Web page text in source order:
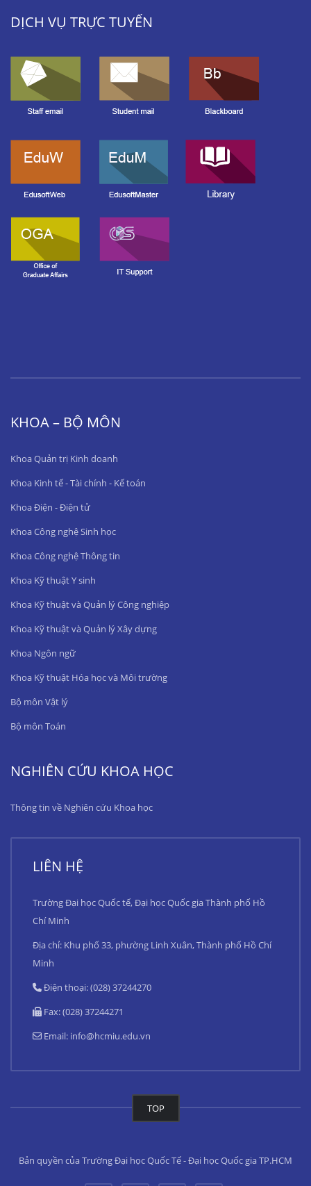
DỊCH VỤ TRỰC TUYẾN
KHOA – BỘ MÔN
Khoa Quản trị Kinh doanh
Khoa Kinh tế - Tài chính - Kế toán
Khoa Điện - Điện tử
Khoa Công nghệ Sinh học
Khoa Công nghệ Thông tin
Khoa Kỹ thuật Y sinh
Khoa Kỹ thuật và Quản lý Công nghiệp
Khoa Kỹ thuật và Quản lý Xây dựng
Khoa Ngôn ngữ
Khoa Kỹ thuật Hóa học và Môi trường
Bộ môn Vật lý
Bộ môn Toán
NGHIÊN CỨU KHOA HỌC
Thông tin về Nghiên cứu Khoa học
LIÊN HỆ
Trường Đại học Quốc tế, Đại học Quốc gia Thành phố Hồ
Chí Minh
Địa chỉ: Khu phố 33, phường Linh Xuân, Thành phố Hồ Chí
Minh
Điện thoại: (028) 37244270
Fax: (028) 37244271
Email: info@hcmiu.edu.vn
TOP
Bản quyền của Trường Đại học Quốc Tế - Đại học Quốc gia TP.HCM